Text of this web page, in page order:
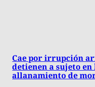
Cae por irrupción
detienen a sujeto
allanamiento de